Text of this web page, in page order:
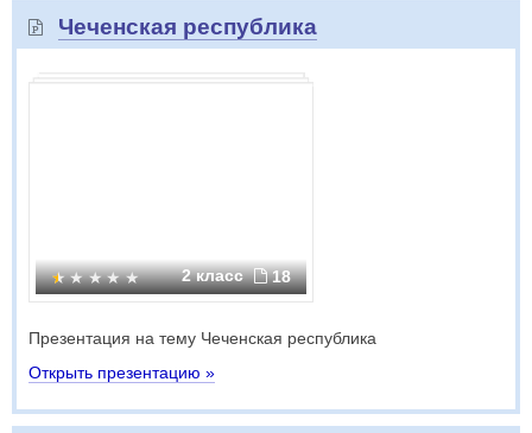
Чеченская республика
2 класс 18
Презентация на тему Чеченская республика
Открыть презентацию »